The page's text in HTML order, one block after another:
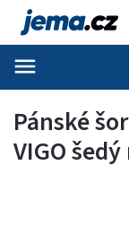
Pánské
VIGO